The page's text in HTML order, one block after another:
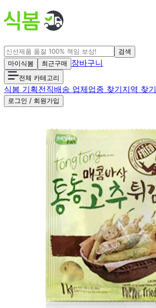
검색
마이식봄
최근구매 장바구니
전체 카테고리
식봄 기획전직배송 업체업종 찾기지역 찾기
로그인 / 회원가입